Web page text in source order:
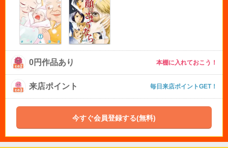
0円作品あり 本棚に入れておこう！
来店ポイント 毎日来店ポイントGET！
今すぐ会員登録する(無料)